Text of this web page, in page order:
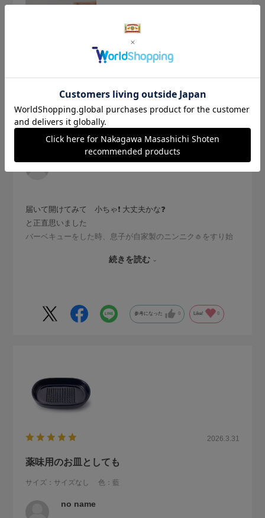
2026.7.26
小ちゃい でもすごい❣️
サイズ：サイズなし 色：白
購入の用途:ご自宅用
むらかしいろ
届いて開けてみて 小ちゃ❗️ 大丈夫かな❓
と正直思いました
バーベキューをした時、息子が自家製のニンニク🧄をすり始
え❓と思って見たら ちゃっかりかもしか道具店のおろし器使
続きを読む
参考になった 0 Like! 0
2026.3.31
薬味用のお皿としても
サイズ：サイズなし 色：藍
no name